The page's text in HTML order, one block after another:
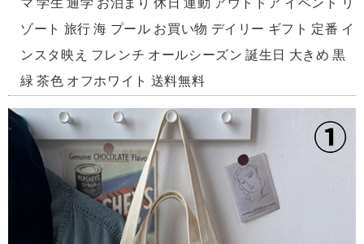
マ 学生 通学 お泊まり 休日 運動 アウトドア イベント リ
ゾート 旅行 海 プール お買い物 デイリー ギフト 定番 イ
ンスタ映え フレンチ オールシーズン 誕生日 大きめ 黒
緑 茶色 オフホワイト 送料無料